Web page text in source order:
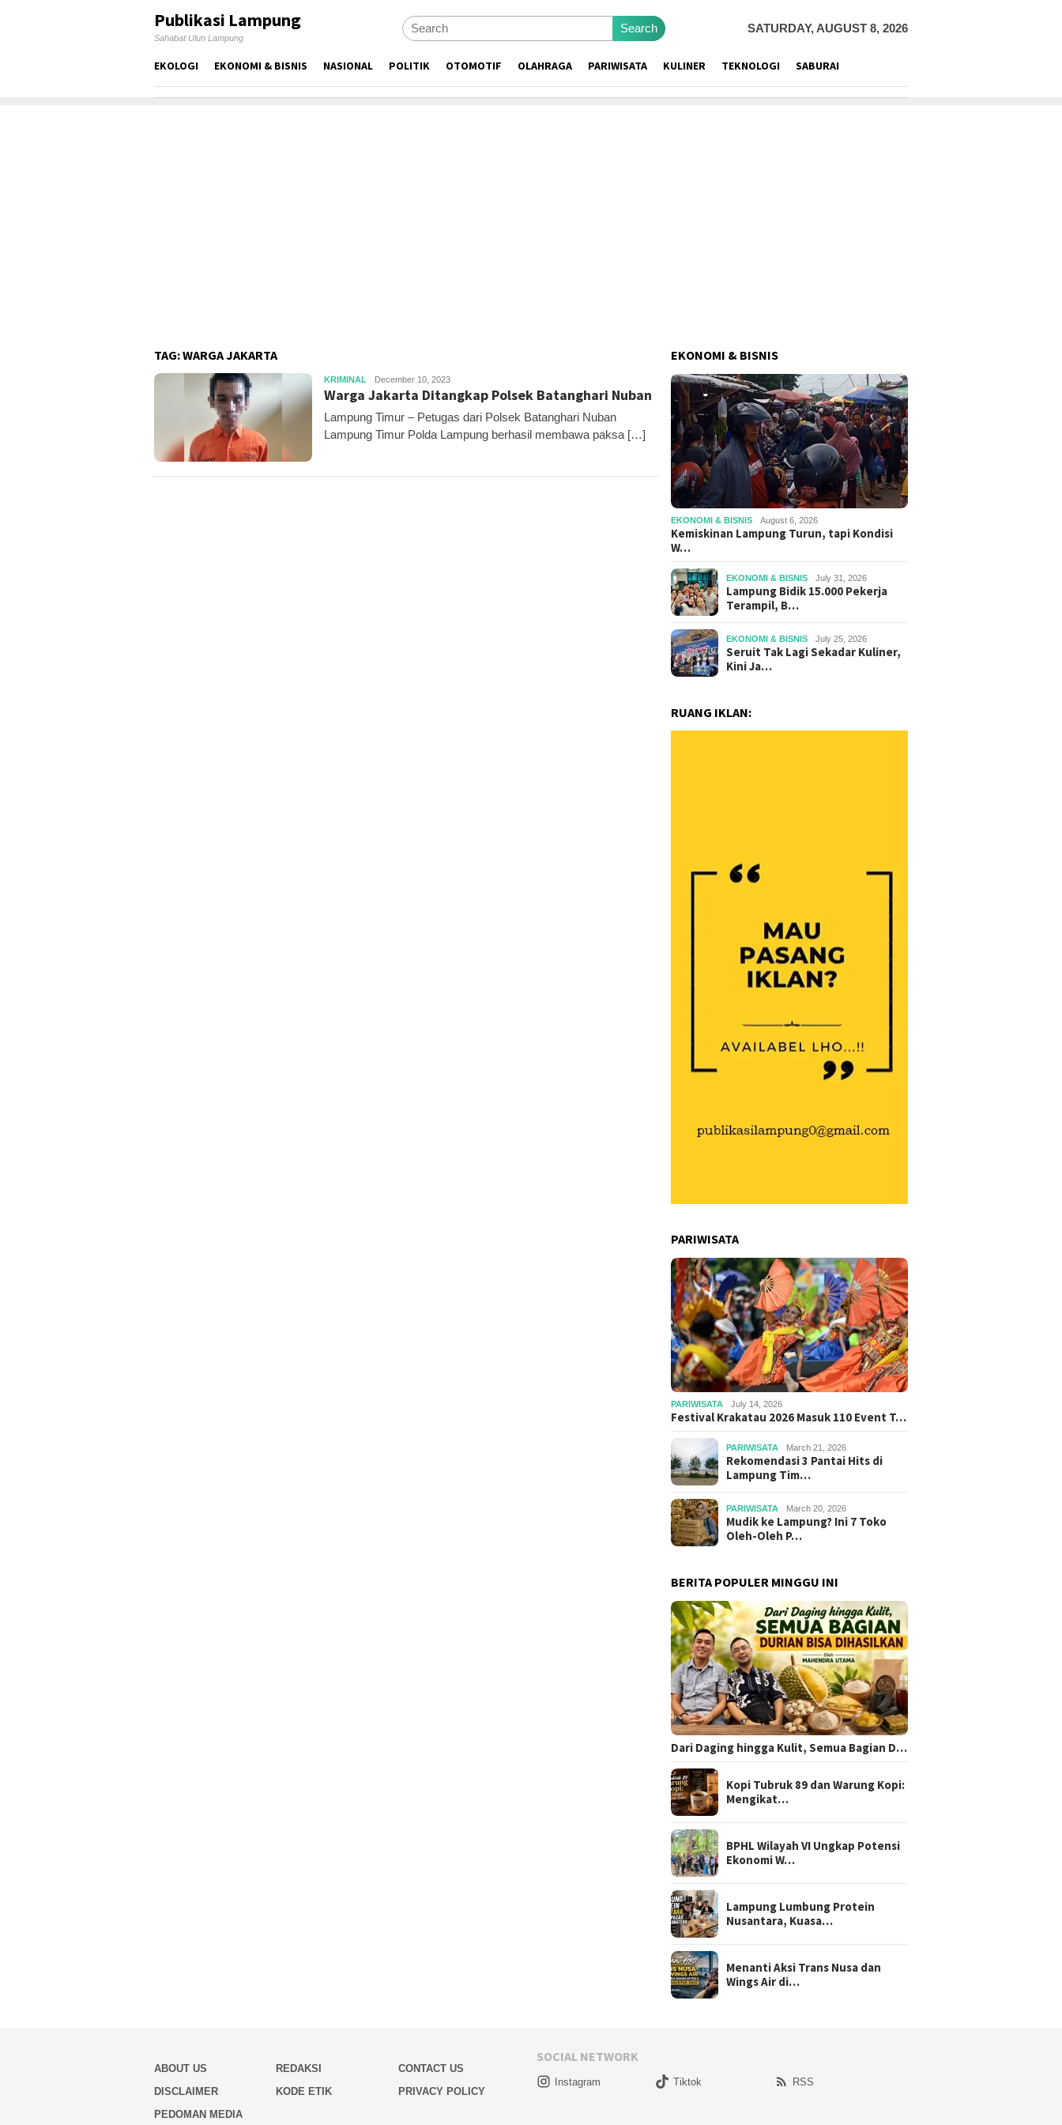
Publikasi Lampung
Sahabat Ulun Lampung
Search SATURDAY, AUGUST 8, 2026
EKOLOGI EKONOMI & BISNIS NASIONAL POLITIK OTOMOTIF OLAHRAGA PARIWISATA KULINER TEKNOLOGI SABURAI
TAG:WARGA JAKARTA
KRIMINAL Raditya
Biantara
December 10, 2023
Warga Jakarta Ditangkap Polsek Batanghari Nuban
Lampung Timur – Petugas dari Polsek Batanghari Nuban
Lampung Timur Polda Lampung berhasil membawa paksa […]
EKONOMI & BISNIS
EKONOMI & BISNIS August 6, 2026
Kemiskinan Lampung Turun, tapi Kondisi
W…
EKONOMI & BISNIS July 31, 2026
Lampung Bidik 15.000 Pekerja
Terampil, B…
EKONOMI & BISNIS July 25, 2026
Seruit Tak Lagi Sekadar Kuliner,
Kini Ja…
RUANG IKLAN:
PARIWISATA
PARIWISATA July 14, 2026
Festival Krakatau 2026 Masuk 110 Event T…
PARIWISATA March 21, 2026
Rekomendasi 3 Pantai Hits di
Lampung Tim…
PARIWISATA March 20, 2026
Mudik ke Lampung? Ini 7 Toko
Oleh-Oleh P…
BERITA POPULER MINGGU INI
Dari Daging hingga Kulit, Semua Bagian D…
Kopi Tubruk 89 dan Warung Kopi:
Mengikat…
BPHL Wilayah VI Ungkap Potensi
Ekonomi W…
Lampung Lumbung Protein
Nusantara, Kuasa…
Menanti Aksi Trans Nusa dan
Wings Air di…
ABOUT US REDAKSI
CONTACT US
DISCLAIMER
KODE ETIK
PRIVACY POLICY
PEDOMAN MEDIA
SOCIAL NETWORK
Instagram Tiktok RSS